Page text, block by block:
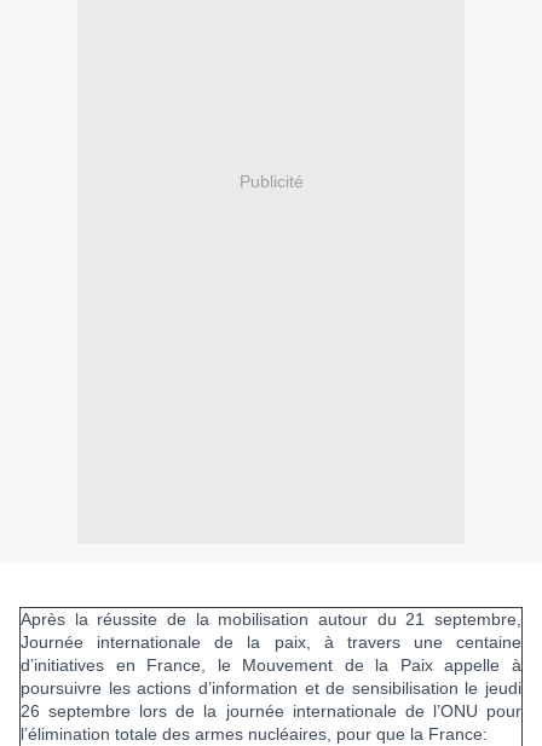
Publicité
Après la réussite de la mobilisation autour du 21 septembre,
Journée internationale de la paix, à travers une centaine
d’initiatives en France, le Mouvement de la Paix appelle à
poursuivre les actions d’information et de sensibilisation le jeudi
26 septembre lors de la journée internationale de l’ONU pour
l’élimination totale des armes nucléaires, pour que la France: